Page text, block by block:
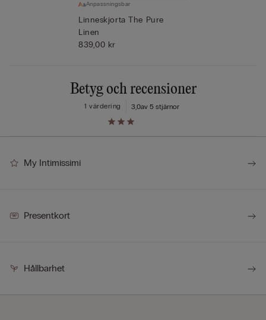
Anpassningsbar
Linneskjorta The Pure
Linen
839,00 kr
Betyg och recensioner
3,0av 5 stjärnor
1 värdering
My Intimissimi
Presentkort
Hållbarhet